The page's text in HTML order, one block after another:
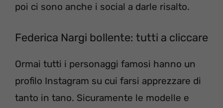
poi ci sono anche i social a darle risalto.
Federica Nargi bollente: tutti a cliccare
Ormai tutti i personaggi famosi hanno un
profilo Instagram su cui farsi apprezzare di
tanto in tano. Sicuramente le modelle e